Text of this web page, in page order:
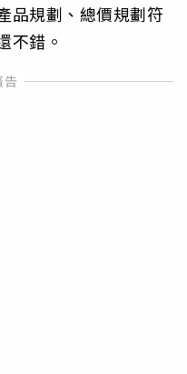
品規劃、總價規劃符
不錯。